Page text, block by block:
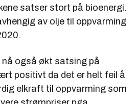
satser stort på bioenergi.
av olje til oppvarming
nå også økt satsing på
positivt da det er helt feil å
elkraft til oppvarming som